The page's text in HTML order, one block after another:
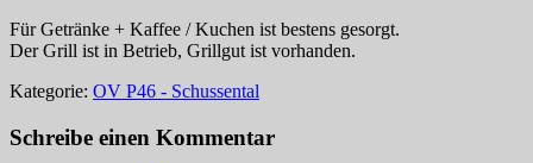
Für Getränke + Kaffee / Kuchen ist bestens gesorgt.
Der Grill ist in Betrieb, Grillgut ist vorhanden.
Kategorie: OV P46 - Schussental
Schreibe einen Kommentar